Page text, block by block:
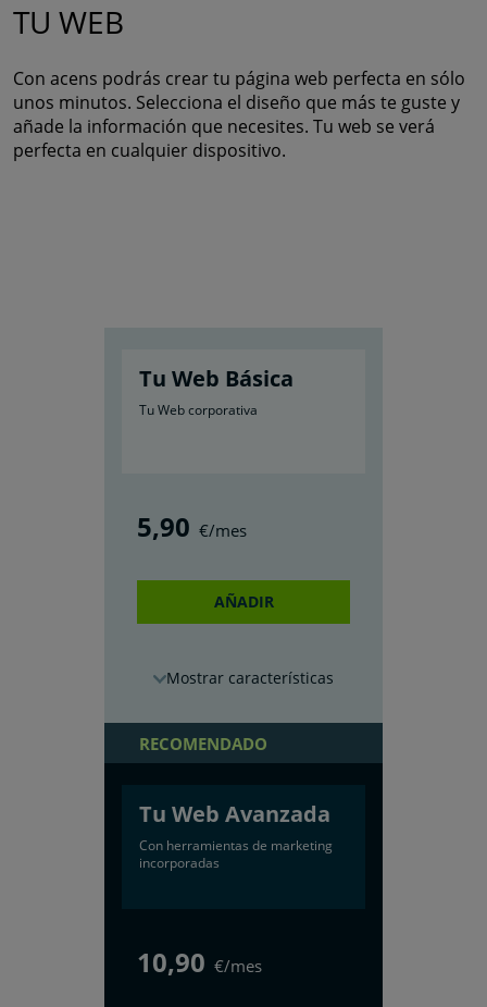
TU WEB
Con acens podrás crear tu página web perfecta en sólo
unos minutos. Selecciona el diseño que más te guste y
añade la información que necesites. Tu web se verá
perfecta en cualquier dispositivo.
Tu Web Básica
Tu Web corporativa
5,90 €/mes
AÑADIR
características
RECOMENDADO
Tu Web Avanzada
Con herramientas de marketing
incorporadas
10,90 €/mes